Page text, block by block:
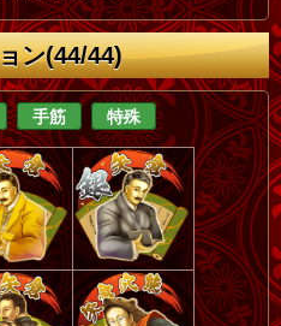
ン(44/44)
手筋 特殊